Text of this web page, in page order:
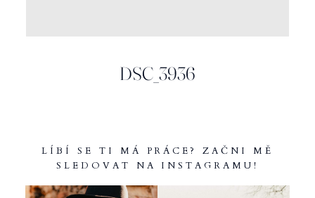
DSC_3936
LÍBÍ SE TI MÁ PRÁCE? ZAČNI MĚ
SLEDOVAT NA INSTAGRAMU!